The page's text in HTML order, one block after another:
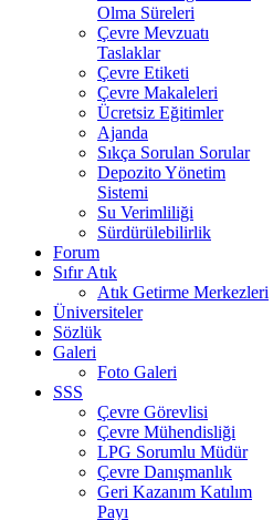
Olma Süreleri
Çevre Mevzuatı
Taslaklar
Çevre Etiketi
Çevre Makaleleri
Ücretsiz Eğitimler
Ajanda
Sıkça Sorulan Sorular
Depozito Yönetim
Sistemi
Su Verimliliği
Sürdürülebilirlik
Forum
Sıfır Atık
Atık Getirme Merkezleri
Üniversiteler
Sözlük
Galeri
Foto Galeri
SSS
Çevre Görevlisi
Çevre Mühendisliği
LPG Sorumlu Müdür
Çevre Danışmanlık
Geri Kazanım Katılım
Payı